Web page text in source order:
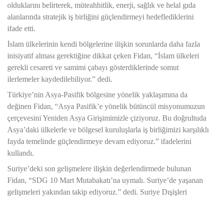
olduklarını belirterek, müteahhitlik, enerji, sağlık ve helal gıda
alanlarında stratejik iş birliğini güçlendirmeyi hedeflediklerini
ifade etti.
İslam ülkelerinin kendi bölgelerine ilişkin sorunlarda daha fazla
inisiyatif alması gerektiğine dikkat çeken Fidan, “İslam ülkeleri
gerekli cesareti ve samimi çabayı gösterdiklerinde somut
ilerlemeler kaydedilebiliyor.” dedi.
Türkiye’nin Asya-Pasifik bölgesine yönelik yaklaşımına da
değinen Fidan, “Asya Pasifik’e yönelik bütüncül misyonumuzun
çerçevesini Yeniden Asya Girişimimizle çiziyoruz. Bu doğrultuda
Asya’daki ülkelerle ve bölgesel kuruluşlarla iş birliğimizi karşılıklı
fayda temelinde güçlendirmeye devam ediyoruz.” ifadelerini
kullandı.
Suriye’deki son gelişmelere ilişkin değerlendirmede bulunan
Fidan, “SDG 10 Mart Mutabakatı’na uymalı. Suriye’de yaşanan
gelişmeleri yakından takip ediyoruz.” dedi. Suriye Dışişleri